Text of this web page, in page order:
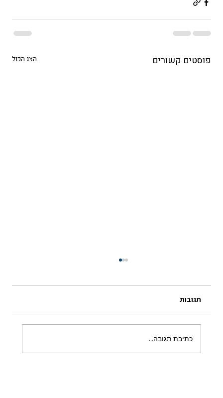
פוסטים קשורים הצג הכול
תגובות
כתיבת תגובה...